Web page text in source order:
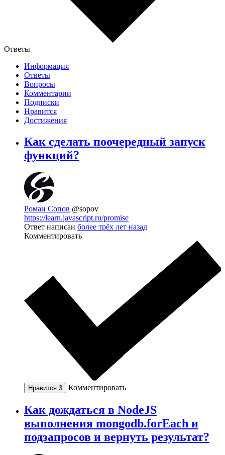
Ответы
Информация
Ответы
Вопросы
Комментарии
Подписки
Нравится
Достижения
Как сделать поочередный запуск
функций?
Роман Сопов @sopov
https://learn.javascript.ru/promise
Ответ написан более трёх лет назад
Комментировать
Нравится 3 Комментировать
Как дождаться в NodeJS
выполнения mongodb.forEach и
подзапросов и вернуть результат?